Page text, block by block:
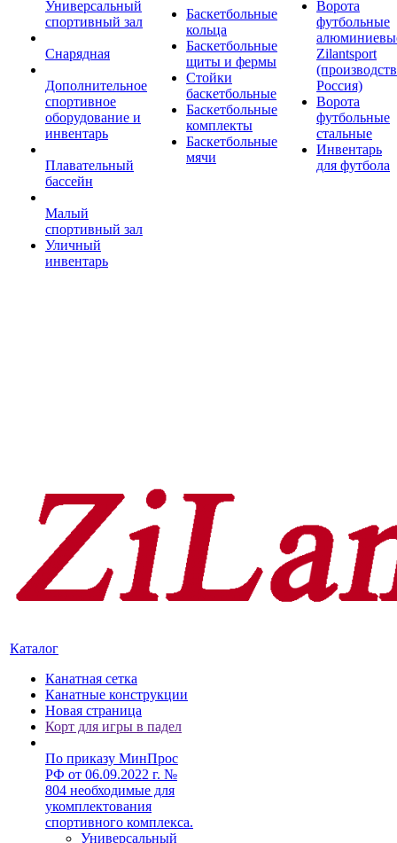
Универсальный
спортивный зал
Снарядная
Дополнительное
спортивное
оборудование и
инвентарь
Плавательный
бассейн
Малый
спортивный зал
Уличный
инвентарь
Баскетбольные
кольца
Баскетбольные
щиты и фермы
Стойки
баскетбольные
Баскетбольные
комплекты
Баскетбольные
мячи
Ворота
футбольные
Zilantsport
Россия)
Ворота
футбольные
стальные
Инвентарь
для футбола
Каталог
Канатная сетка
Канатные конструкции
Новая страница
Корт для игры в падел
По приказу МинПрос
РФ от 06.09.2022 г. №
804 необходимые для
укомплектования
спортивного комплекса.
Универсальный